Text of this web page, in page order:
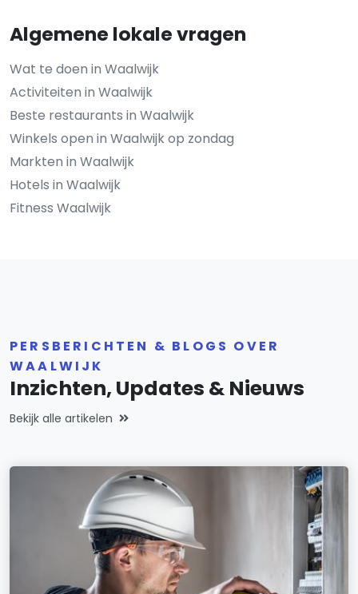
Algemene lokale vragen
Wat te doen in Waalwijk
Activiteiten in Waalwijk
Beste restaurants in Waalwijk
Winkels open in Waalwijk op zondag
Markten in Waalwijk
Hotels in Waalwijk
Fitness Waalwijk
PERSBERICHTEN & BLOGS OVER
WAALWIJK
Inzichten, Updates & Nieuws
Bekijk alle artikelen